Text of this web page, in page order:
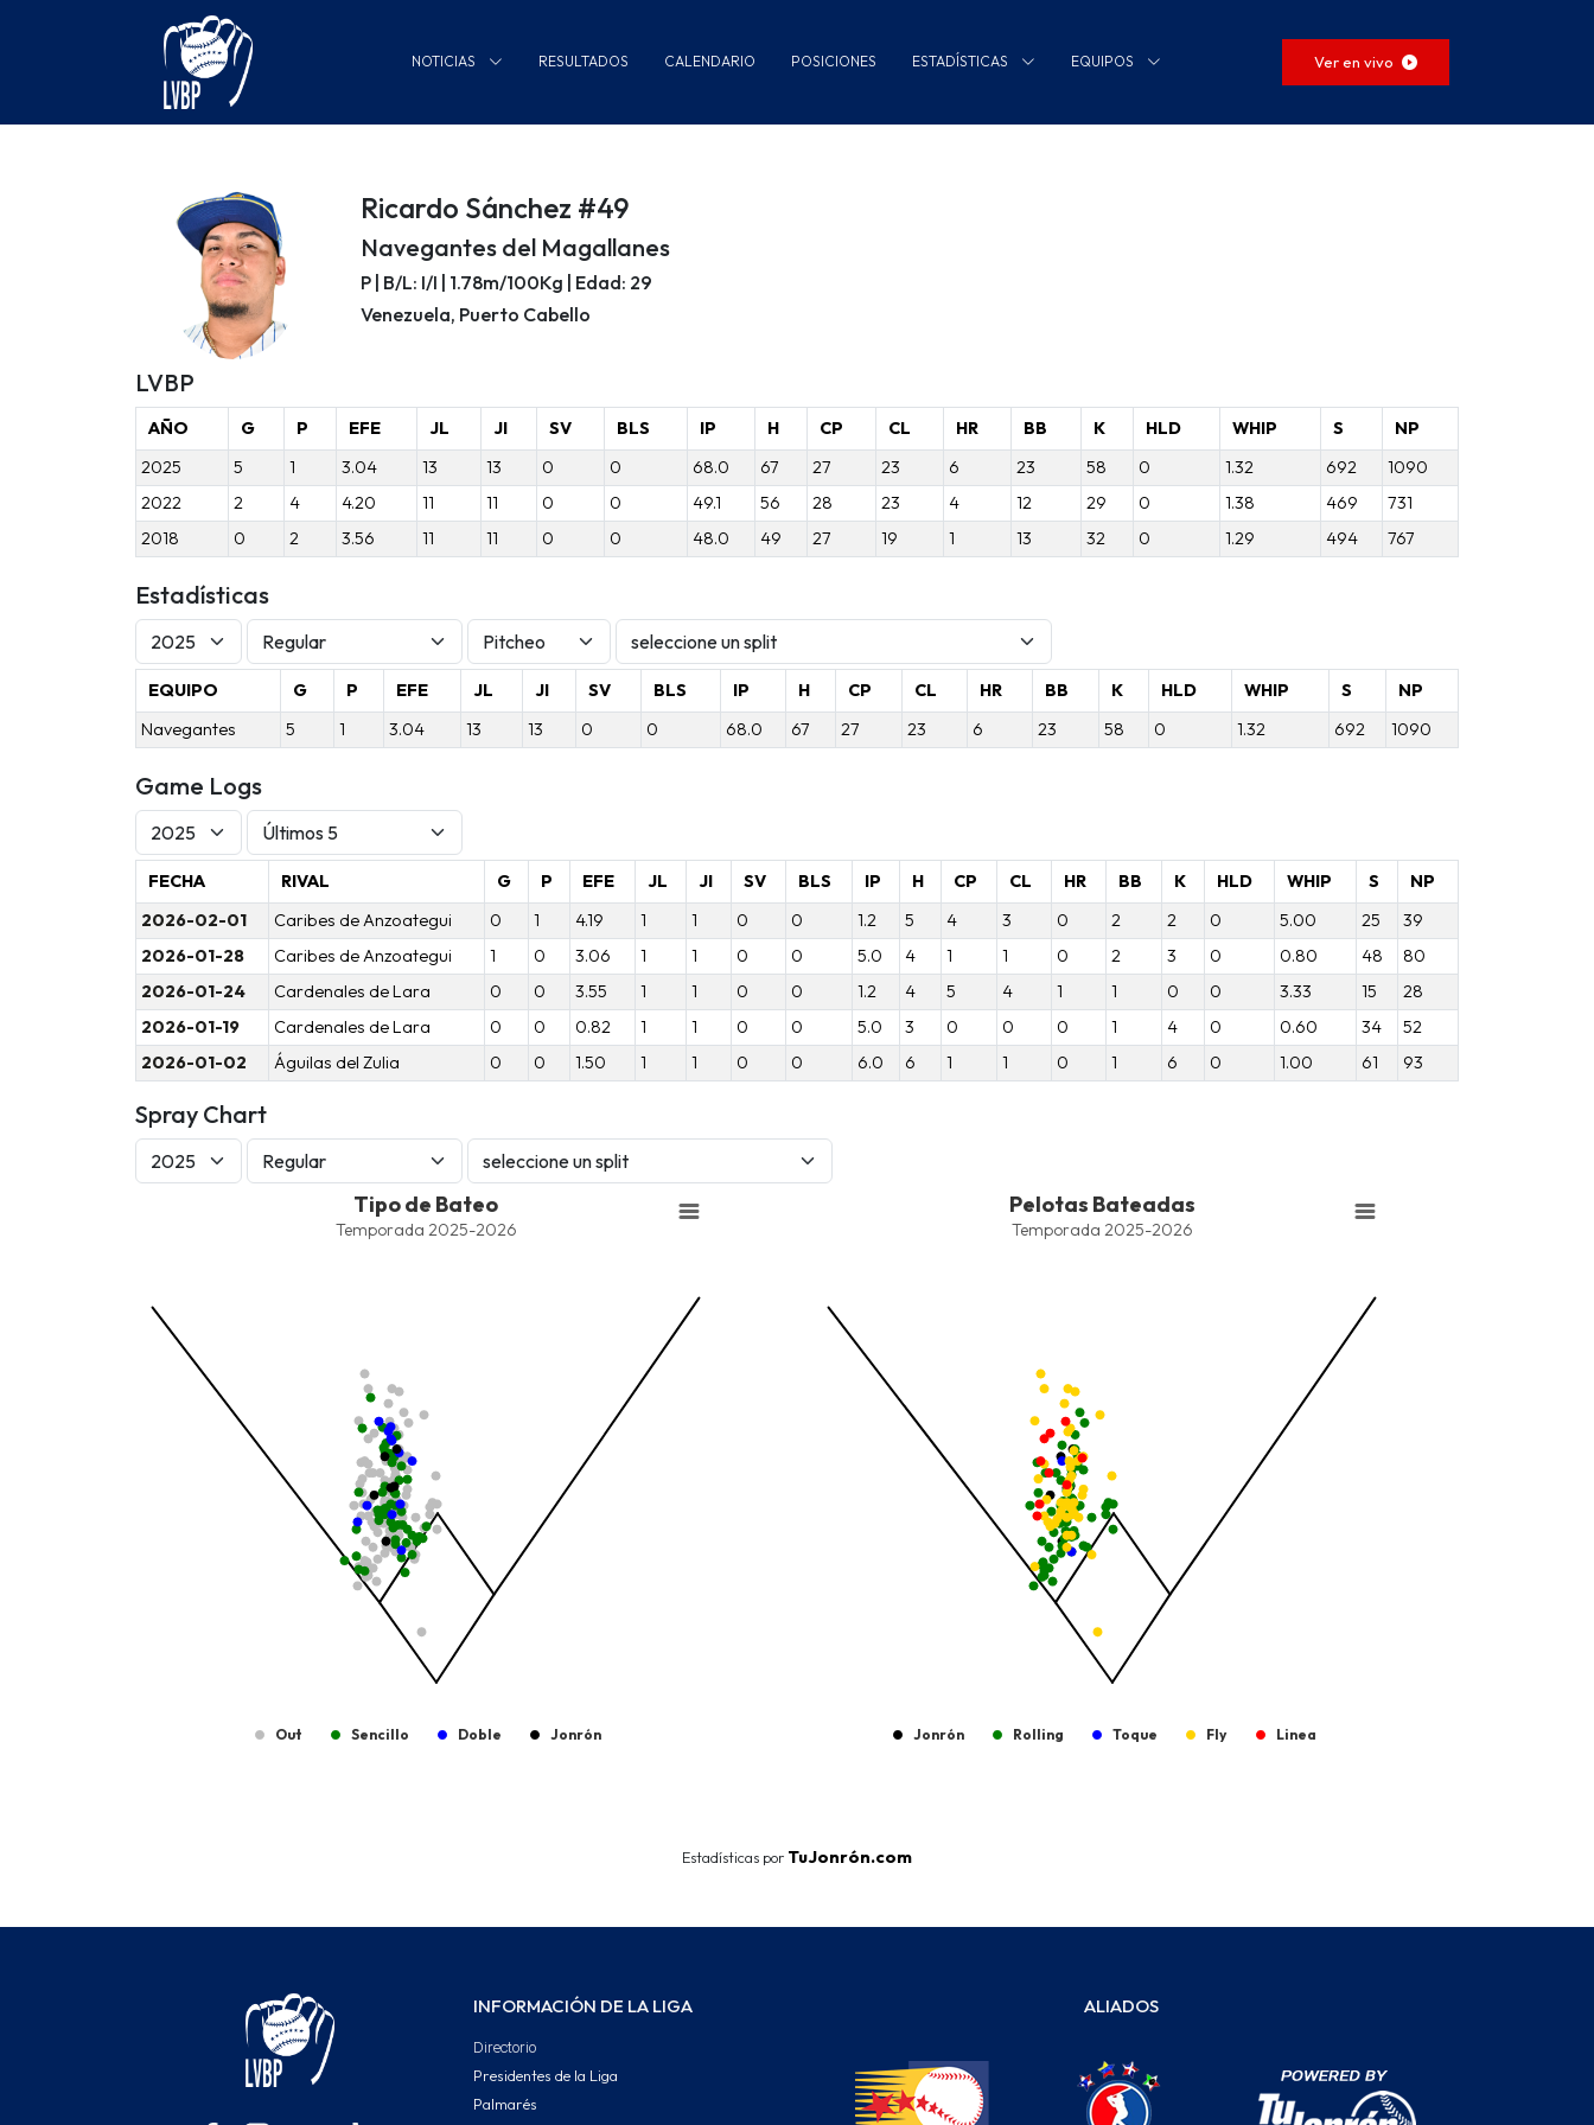
NOTICIAS RESULTADOS CALENDARIO POSICIONES ESTADÍSTICAS EQUIPOS Ver en vivo
Ricardo Sánchez #49
Navegantes del Magallanes
P | B/L: I/I | 1.78m/100Kg | Edad: 29
Venezuela, Puerto Cabello
LVBP
AÑO G P EFE JL JI SV BLS IP H CP CL HR BB K HLD WHIP S
NP
2025
5 1 3.04 13 13 0 0 68.0 67 27 23 6 23 58 0 1.32 692
1090
2022
2 4 4.20 11 11 0 0 49.1 56 28 23 4 12 29 0 1.38 469
731
2018
0 2 3.56 11 11 0 0 48.0 49 27 19 1 13 32 0 1.29 494 767
Estadísticas
EQUIPO G P EFE JL JI SV BLS IP H CP CL HR BB K HLD WHIP S
NP
Navegantes
5 1 3.04 13 13 0 0 68.0 67 27 23 6 23 58 0 1.32 692 1090
Game Logs
FECHA RIVAL G P EFE JL JI SV BLS IP H CP CL HR BB K HLD WHIP S
NP
2026-02-01
Caribes de Anzoategui 0 1 4.19 1 1 0 0 1.2 5 4 3 0 2 2 0 5.00 25
39
2026-01-28
Caribes de Anzoategui 1 0 3.06 1 1 0 0 5.0 4 1 1 0 2 3 0 0.80 48
80
2026-01-24
Cardenales de Lara 0 0 3.55 1 1 0 0 1.2 4 5 4 1 1 0 0 3.33 15
28
2026-01-19
Cardenales de Lara 0 0 0.82 1 1 0 0 5.0 3 0 0 0 1 4 0 0.60 34
52
2026-01-02
Águilas del Zulia 0 0 1.50 1 1 0 0 6.0 6 1 1 0 1 6 0 1.00 61 93
Spray Chart
Combination chart with 8 data series.
The chart has 1 X axis displaying values. Data ranges from -2.45 to 245.
The chart has 1 Y axis displaying values. Data ranges from -206.84 to -85.
Tipo de Bateo
Temporada 2025-2026
Out Sencillo Doble Jonrón
Combination chart with 9 data series.
The chart has 1 X axis displaying values. Data ranges from -2.45 to 245.
The chart has 1 Y axis displaying values. Data ranges from -206.84 to -85.
Pelotas Bateadas
Temporada 2025-2026
Jonrón Rolling Toque Fly Linea
Estadísticas por TuJonrón.com
INFORMACIÓN DE LA LIGA
Directorio
Presidentes de la Liga
Palmarés
ALIADOS